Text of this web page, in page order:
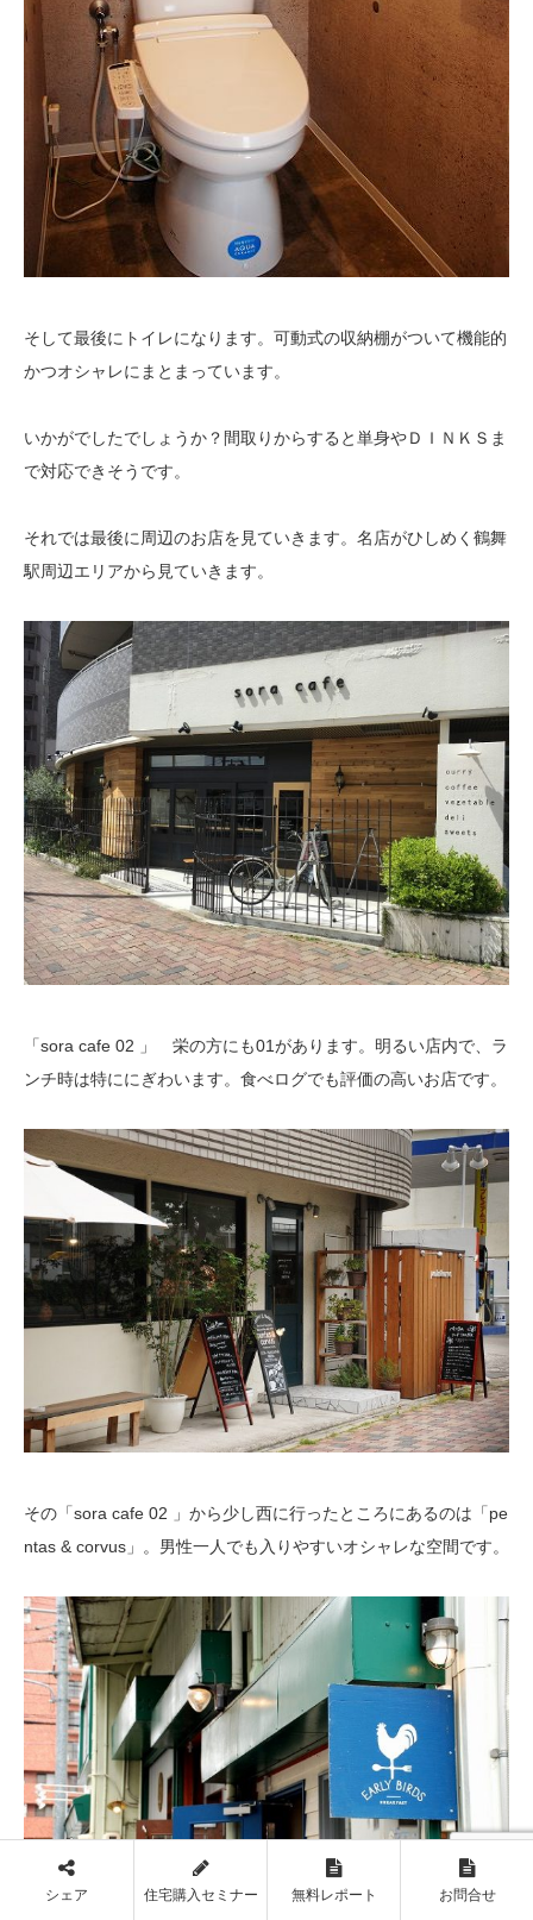
そして最後にトイレになります。可動式の収納棚がついて機能的
かつオシャレにまとまっています。
いかがでしたでしょうか？間取りからすると単身やＤＩＮＫＳま
で対応できそうです。
それでは最後に周辺のお店を見ていきます。名店がひしめく鶴舞
駅周辺エリアから見ていきます。
「sora cafe 02 」 栄の方にも01があります。明るい店内で、ラ
ンチ時は特ににぎわいます。食べログでも評価の高いお店です。
その「sora cafe 02 」から少し西に行ったところにあるのは「pe
ntas & corvus」。男性一人でも入りやすいオシャレな空間です。
シェア 住宅購入セミナー 無料レポート お問合せ